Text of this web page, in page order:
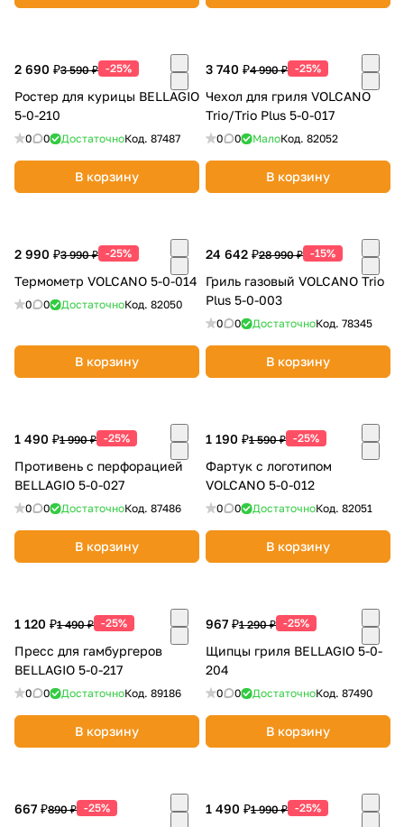
2 690 ₽3 590 ₽ -25%
Ростер для курицы BELLAGIO
5-0-210
0 0 ДостаточноКод. 87487
В корзину
3 740 ₽4 990 ₽ -25%
Чехол для гриля VOLCANO
Trio/Trio Plus 5-0-017
0 0 МалоКод. 82052
В корзину
2 990 ₽3 990 ₽ -25%
Термометр VOLCANO 5-0-014
0 0 ДостаточноКод. 82050
В корзину
24 642 ₽28 990 ₽ -15%
Гриль газовый VOLCANO Trio
Plus 5-0-003
0 0 ДостаточноКод. 78345
В корзину
1 490 ₽1 990 ₽ -25%
Противень с перфорацией
BELLAGIO 5-0-027
0 0 ДостаточноКод. 87486
В корзину
1 190 ₽1 590 ₽ -25%
Фартук с логотипом
VOLCANO 5-0-012
0 0 ДостаточноКод. 82051
В корзину
1 120 ₽1 490 ₽ -25%
Пресс для гамбургеров
BELLAGIO 5-0-217
0 0 ДостаточноКод. 89186
В корзину
967 ₽1 290 ₽ -25%
Щипцы гриля BELLAGIO 5-0-
204
0 0 ДостаточноКод. 87490
В корзину
667 ₽890 ₽ -25% 1 490 ₽1 990 ₽ -25%